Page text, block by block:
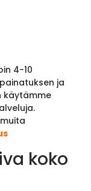
4-10
ja
käytämme
koko